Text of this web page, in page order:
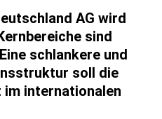
AG wird
sind
schlankere und
soll die
internationalen